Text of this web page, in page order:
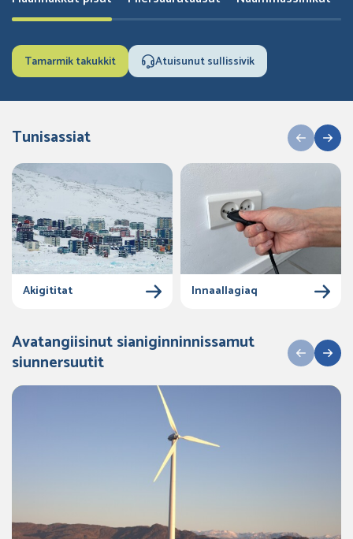
Tamarmik takukkit Atuisunut sullissivik
Tunisassiat
Akigititat Innaallagiaq
Avatangiisinut sianiginninnissamut
siunnersuutit